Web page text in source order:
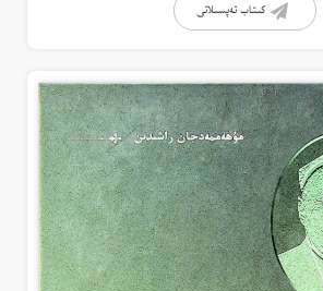
كىتاب تەپسىلاتى